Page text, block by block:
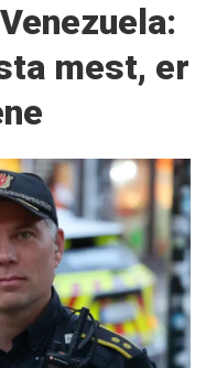
mest, er